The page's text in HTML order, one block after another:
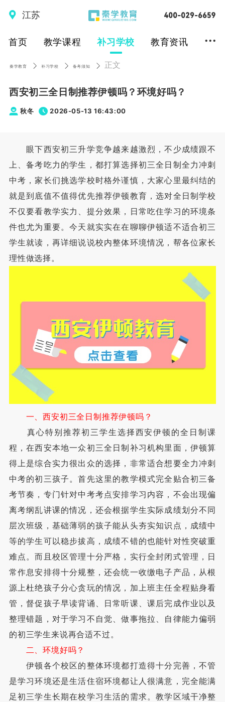
江苏
首页 教学课程 补习学校 教育资讯 ...
秦学教育 补习学校 备考须知 正文
西安初三全日制推荐伊顿吗？环境好吗？
秋冬 2026-05-13 16:43:00
眼下西安初三升学竞争越来越激烈，不少成绩跟不
上、备考吃力的学生，都打算选择初三全日制全力冲刺
中考，家长们挑选学校时格外谨慎，大家心里最纠结的
就是到底值不值得优先推荐伊顿教育，选对全日制学校
不仅要看教学实力、提分效果，日常吃住学习的环境条
件也尤为重要。今天就实实在在聊聊伊顿适不适合初三
学生就读，再详细说说校内整体环境情况，帮各位家长
理性做选择。
一、西安初三全日制推荐伊顿吗？
真心特别推荐初三学生选择西安伊顿的全日制课
程，在西安本地一众初三全日制补习机构里面，伊顿算
得上是综合实力很出众的选择，非常适合想要全力冲刺
中考的初三孩子。首先这里的教学模式完全贴合初三备
考节奏，专门针对中考考点安排学习内容，不会出现偏
离考纲乱讲课的情况，还会根据学生实际成绩划分不同
层次班级，基础薄弱的孩子能从头夯实知识点，成绩中
等的学生可以稳步拔高，成绩不错的也能针对性突破重
难点。而且校区管理十分严格，实行全封闭式管理，日
常作息安排得十分规整，还会统一收缴电子产品，从根
源上杜绝孩子分心贪玩的情况，加上班主任全程贴身看
管，督促孩子早读背诵、日常听课、课后完成作业以及
整理错题，对于学习不自觉、做事拖拉、自律能力偏弱
的初三学生来说再合适不过。
二、环境好吗？
伊顿各个校区的整体环境都打造得十分完善，不管
是学习环境还是生活住宿环境都让人很满意，完全能满
足初三学生长期在校学习生活的需求。教学区域干净整